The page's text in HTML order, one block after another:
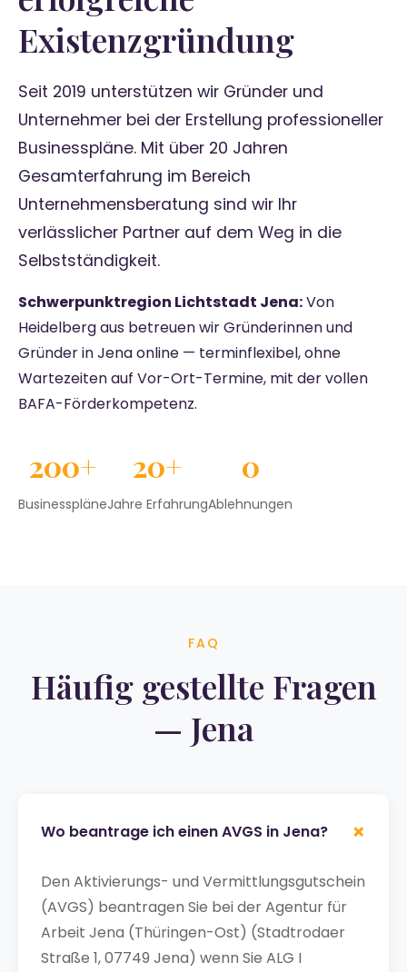
Existenzgründung
Seit 2019 unterstützen wir Gründer und
Unternehmer bei der Erstellung professioneller
Businesspläne. Mit über 20 Jahren
Gesamterfahrung im Bereich
Unternehmensberatung sind wir Ihr
verlässlicher Partner auf dem Weg in die
Selbstständigkeit.
Schwerpunktregion Lichtstadt Jena:Von
Heidelberg aus betreuen wir Gründerinnen und
Gründer in Jena online — terminflexibel, ohne
Wartezeiten auf Vor-Ort-Termine, mit der vollen
BAFA-Förderkompetenz.
200+
Businesspläne
20+
Jahre Erfahrung
0
Ablehnungen
FAQ
Häufig gestellte Fragen
— Jena
Wo beantrage ich einen AVGS in Jena? +
Den Aktivierungs- und Vermittlungsgutschein
(AVGS) beantragen Sie bei der Agentur für
Arbeit Jena (Thüringen-Ost) (Stadtrodaer
Straße 1, 07749 Jena) wenn Sie ALG I